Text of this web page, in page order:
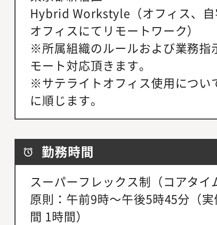
Hybrid Workstyle（オフィス、
オフィスにてリモートワーク）
※所属組織のルールおよび業務指
モート対応頂きます。
※サテライトオフィス使用につい
に順じます。
勤務時間
スーパーフレックス制（コアタイ
原則：午前9時～午後5時45分（
間 1時間）